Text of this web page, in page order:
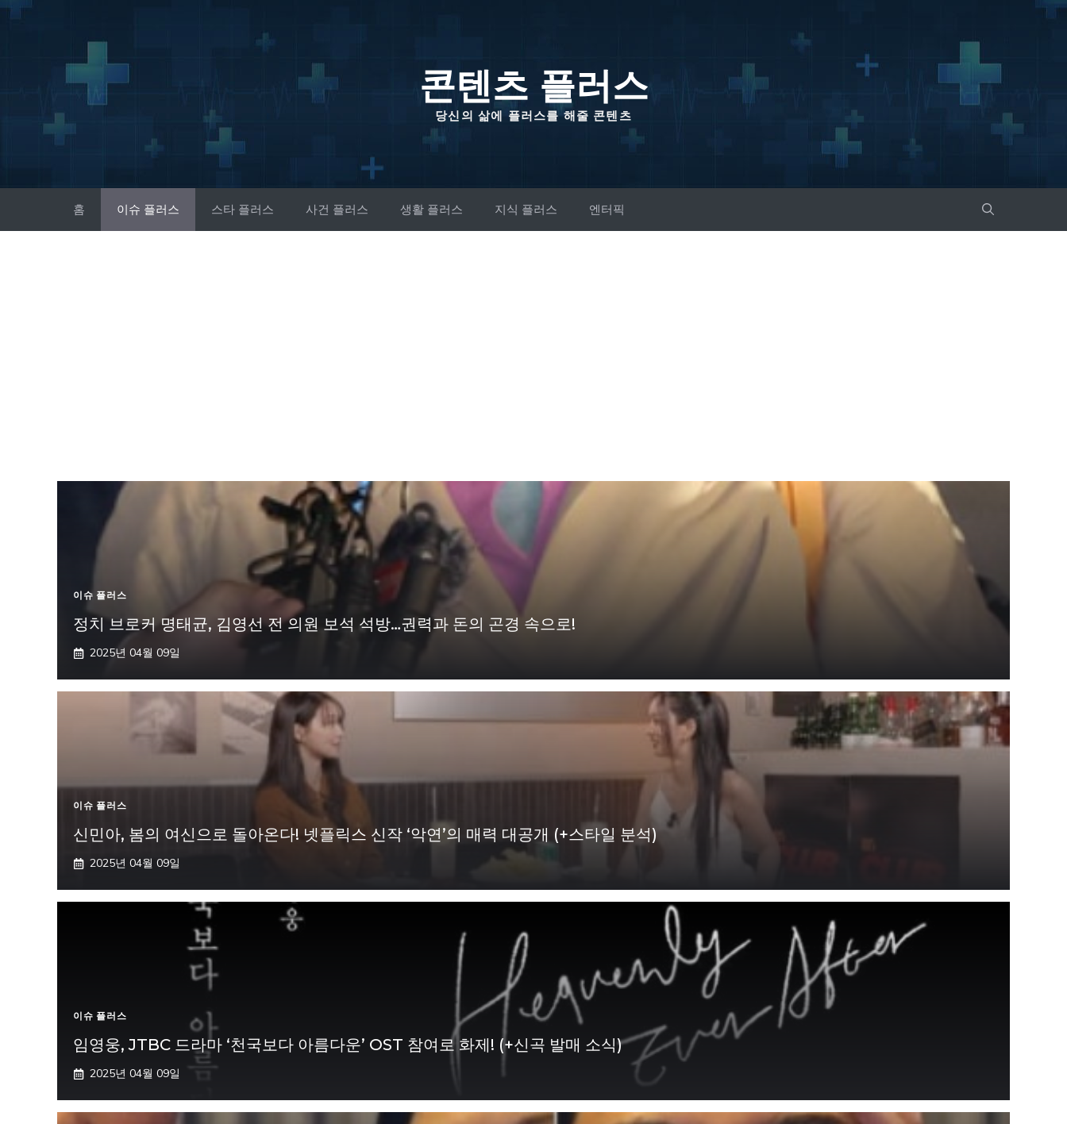
Skip
콘텐츠 플러스
당신의 삶에 플러스를 해줄 콘텐츠
홈 이슈 플러스 스타 플러스 사건 플러스 생활 플러스 지식 플러스 엔터픽
이슈 플러스
정치 브로커 명태균, 김영선 전 의원 보석 석방…권력과 돈의 곤경 속으로!
2025년 04월 09일
이슈 플러스
신민아, 봄의 여신으로 돌아온다! 넷플릭스 신작 ‘악연’의 매력 대공개 (+스타일 분석)
2025년 04월 09일
이슈 플러스
임영웅, JTBC 드라마 ‘천국보다 아름다운’ OST 참여로 화제! (+신곡 발매 소식)
2025년 04월 09일